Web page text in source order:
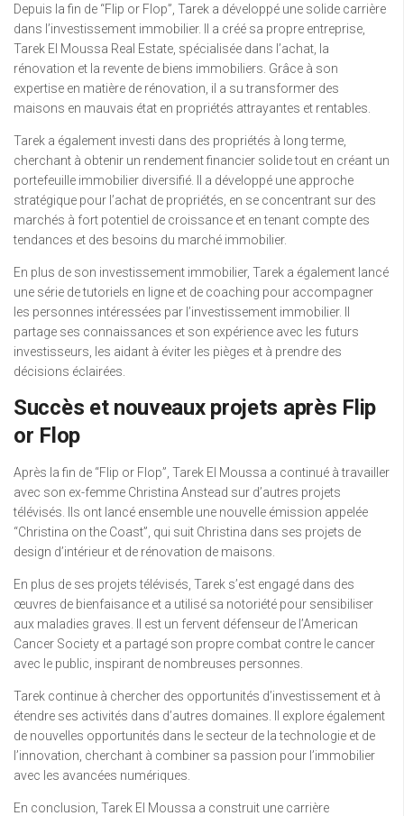
Depuis la fin de “Flip or Flop”, Tarek a développé une solide carrière
dans l’investissement immobilier. Il a créé sa propre entreprise,
Tarek El Moussa Real Estate, spécialisée dans l’achat, la
rénovation et la revente de biens immobiliers. Grâce à son
expertise en matière de rénovation, il a su transformer des
maisons en mauvais état en propriétés attrayantes et rentables.
Tarek a également investi dans des propriétés à long terme,
cherchant à obtenir un rendement financier solide tout en créant un
portefeuille immobilier diversifié. Il a développé une approche
stratégique pour l’achat de propriétés, en se concentrant sur des
marchés à fort potentiel de croissance et en tenant compte des
tendances et des besoins du marché immobilier.
En plus de son investissement immobilier, Tarek a également lancé
une série de tutoriels en ligne et de coaching pour accompagner
les personnes intéressées par l’investissement immobilier. Il
partage ses connaissances et son expérience avec les futurs
investisseurs, les aidant à éviter les pièges et à prendre des
décisions éclairées.
Succès et nouveaux projets après Flip
or Flop
Après la fin de “Flip or Flop”, Tarek El Moussa a continué à travailler
avec son ex-femme Christina Anstead sur d’autres projets
télévisés. Ils ont lancé ensemble une nouvelle émission appelée
“Christina on the Coast”, qui suit Christina dans ses projets de
design d’intérieur et de rénovation de maisons.
En plus de ses projets télévisés, Tarek s’est engagé dans des
œuvres de bienfaisance et a utilisé sa notoriété pour sensibiliser
aux maladies graves. Il est un fervent défenseur de l’American
Cancer Society et a partagé son propre combat contre le cancer
avec le public, inspirant de nombreuses personnes.
Tarek continue à chercher des opportunités d’investissement et à
étendre ses activités dans d’autres domaines. Il explore également
de nouvelles opportunités dans le secteur de la technologie et de
l’innovation, cherchant à combiner sa passion pour l’immobilier
avec les avancées numériques.
En conclusion, Tarek El Moussa a construit une carrière